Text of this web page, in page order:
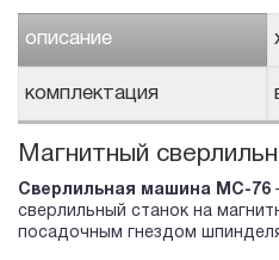
описание
комплектация
Магнитный
Сверлильная машина МС-76
сверлильный станок на
посадочным гнездом